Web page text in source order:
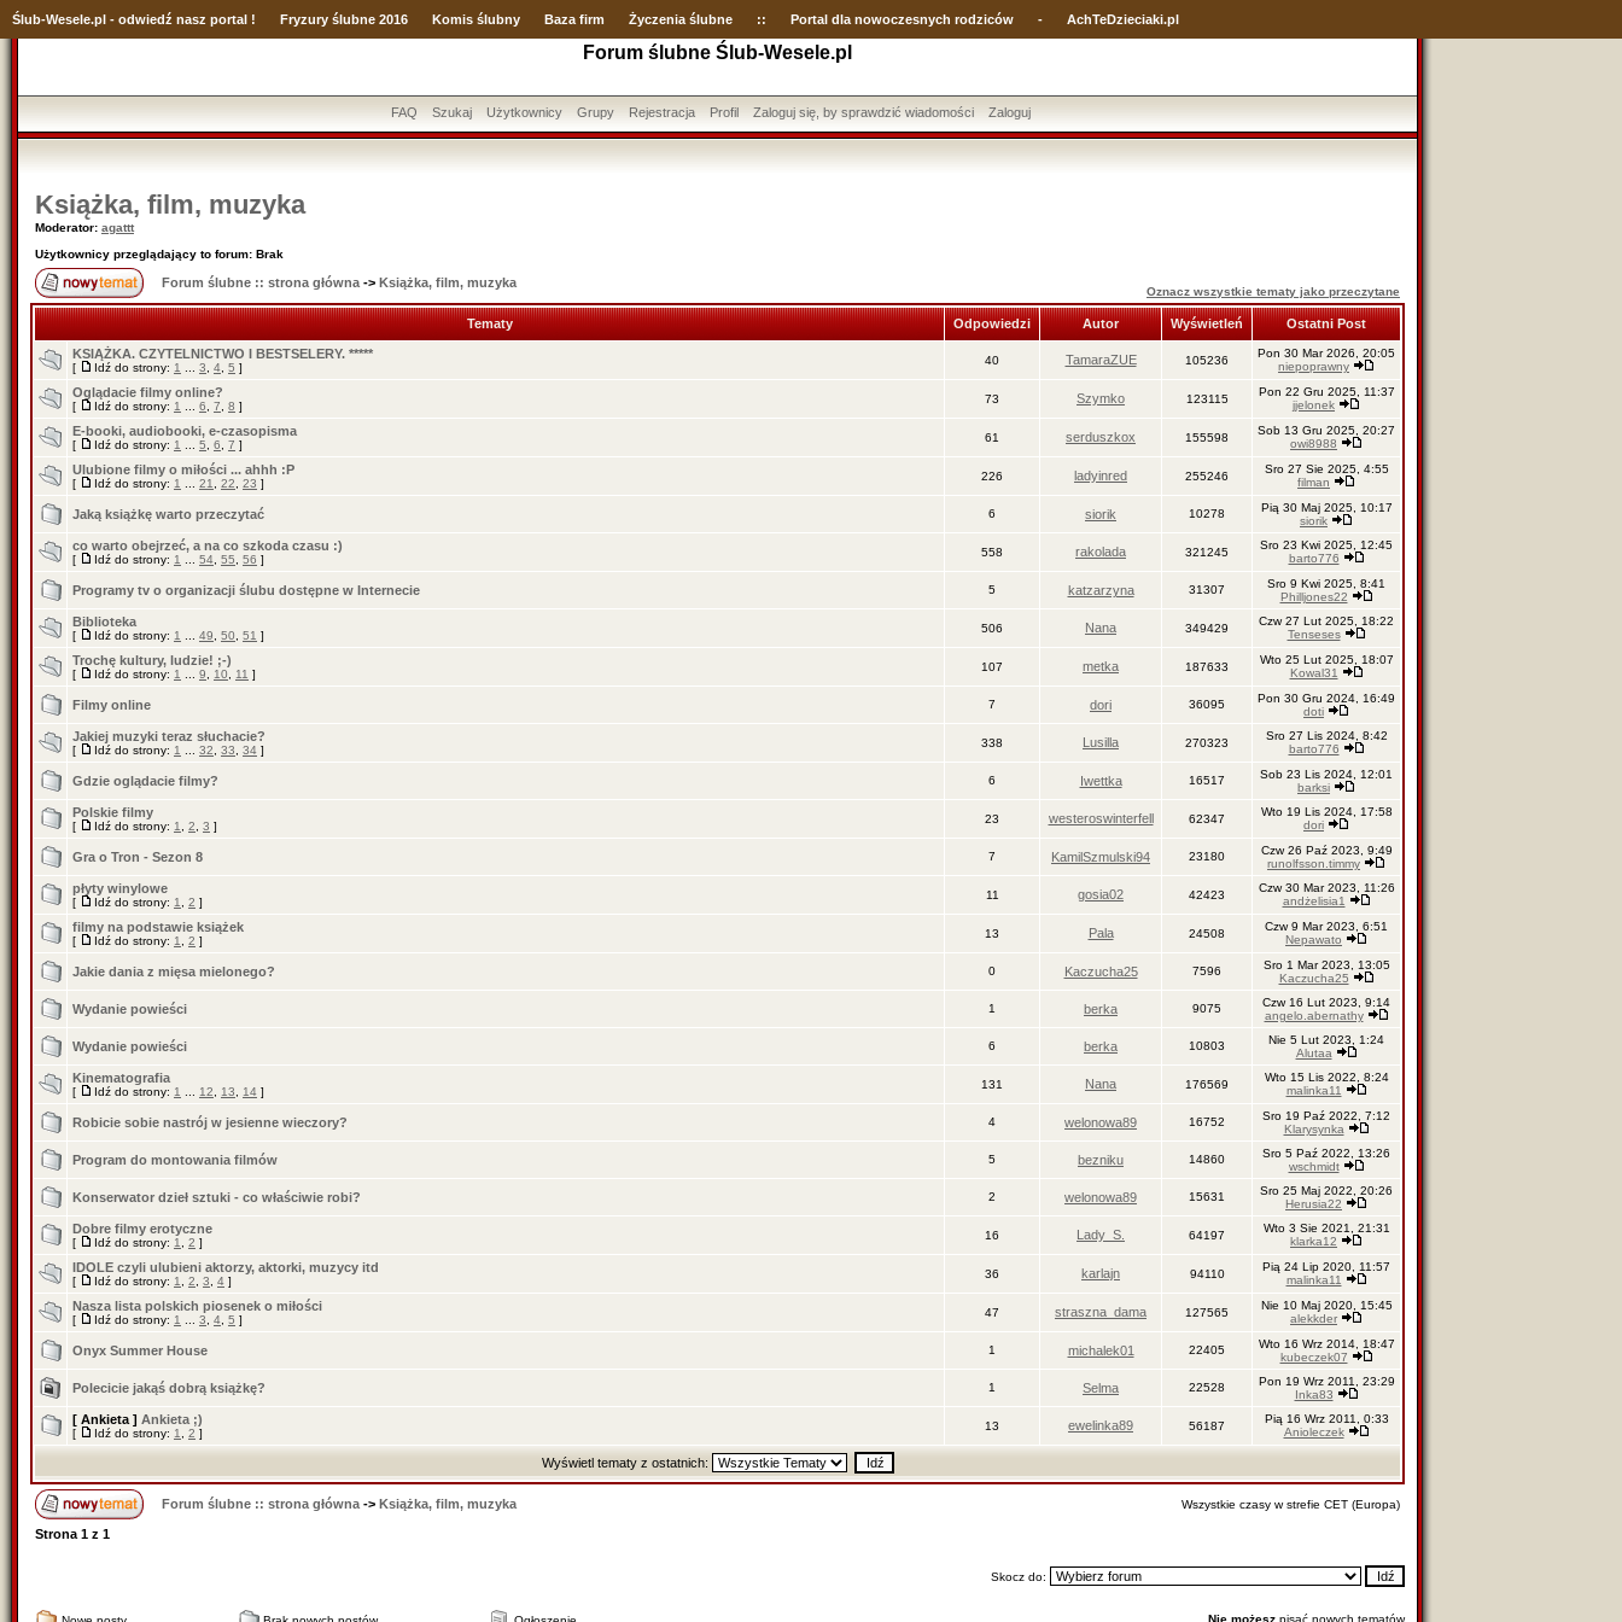
Ślub-Wesele.pl - odwiedź nasz portal ! Fryzury ślubne 2016 Komis ślubny Baza firm Życzenia ślubne :: Portal dla nowoczesnych rodziców - AchTeDzieciaki.pl
Forum ślubne Ślub-Wesele.pl
FAQ Szukaj Użytkownicy Grupy Rejestracja Profil Zaloguj się, by sprawdzić wiadomości Zaloguj
Książka, film, muzyka
Moderator: agattt
Użytkownicy przeglądający to forum: Brak
Forum ślubne :: strona główna -> Książka, film, muzyka
Oznacz wszystkie tematy jako przeczytane
Tematy Odpowiedzi Autor Wyświetleń Ostatni Post
KSIĄŻKA. CZYTELNICTWO I BESTSELERY. *****
[ Idź do strony: 1 3 4 5 ]
40 TamaraZUE 105236
Pon 30 Mar 2026, 20:05
niepoprawny
Oglądacie filmy online?
[ Idź do strony: 1 6 7 8 ]
73 Szymko 123115
Pon 22 Gru 2025, 11:37
jjelonek
E-booki, audiobooki, e-czasopisma
[ Idź do strony: 1 5 6 7 ]
61 serduszkox 155598
Sob 13 Gru 2025, 20:27
owi8988
Ulubione filmy o miłości ... ahhh :P
[ Idź do strony: 1 21 22 23 ]
226 ladyinred 255246
Sro 27 Sie 2025, 4:55
filman
Jaką książkę warto przeczytać 6 siorik 10278
Pią 30 Maj 2025, 10:17
siorik
co warto obejrzeć, a na co szkoda czasu :)
[ Idź do strony: 1 54 55 56 ]
558 rakolada 321245
Sro 23 Kwi 2025, 12:45
barto776
Programy tv o organizacji ślubu dostępne w Internecie 5 katzarzyna 31307
Sro 9 Kwi 2025, 8:41
Philljones22
Biblioteka
[ Idź do strony: 1 49 50 51 ]
506 Nana 349429
Czw 27 Lut 2025, 18:22
Tenseses
Trochę kultury, ludzie! ;-)
[ Idź do strony: 1 9 10 11 ]
107 metka 187633
Wto 25 Lut 2025, 18:07
Kowal31
Filmy online 7 dori 36095
Pon 30 Gru 2024, 16:49
doti
Jakiej muzyki teraz słuchacie?
[ Idź do strony: 1 32 33 34 ]
338 Lusilla 270323
Sro 27 Lis 2024, 8:42
barto776
Gdzie oglądacie filmy? 6 Iwettka 16517
Sob 23 Lis 2024, 12:01
barksi
Polskie filmy
[ Idź do strony: 1 2 3 ]
23 westeroswinterfell 62347
Wto 19 Lis 2024, 17:58
dori
Gra o Tron - Sezon 8 7 KamilSzmulski94 23180
Czw 26 Paź 2023, 9:49
runolfsson.timmy
płyty winylowe
[ Idź do strony: 1 2 ]
11 gosia02 42423
Czw 30 Mar 2023, 11:26
andżelisia1
filmy na podstawie książek
[ Idź do strony: 1 2 ]
13 Pala 24508
Czw 9 Mar 2023, 6:51
Nepawato
Jakie dania z mięsa mielonego? 0 Kaczucha25 7596
Sro 1 Mar 2023, 13:05
Kaczucha25
Wydanie powieści 1 berka 9075
Czw 16 Lut 2023, 9:14
angelo.abernathy
Wydanie powieści 6 berka 10803
Nie 5 Lut 2023, 1:24
Alutaa
Kinematografia
[ Idź do strony: 1 12 13 14 ]
131 Nana 176569
Wto 15 Lis 2022, 8:24
malinka11
Robicie sobie nastrój w jesienne wieczory? 4 welonowa89 16752
Sro 19 Paź 2022, 7:12
Klarysynka
Program do montowania filmów 5 bezniku 14860
Sro 5 Paź 2022, 13:26
wschmidt
Konserwator dzieł sztuki - co właściwie robi? 2 welonowa89 15631
Sro 25 Maj 2022, 20:26
Herusia22
Dobre filmy erotyczne
[ Idź do strony: 1 2 ]
16 Lady_S. 64197
Wto 3 Sie 2021, 21:31
klarka12
IDOLE czyli ulubieni aktorzy, aktorki, muzycy itd
[ Idź do strony: 1 2 3 4 ]
36 karlajn 94110
Pią 24 Lip 2020, 11:57
malinka11
Nasza lista polskich piosenek o miłości
[ Idź do strony: 1 3 4 5 ]
47 straszna_dama 127565
Nie 10 Maj 2020, 15:45
alekkder
Onyx Summer House 1 michalek01 22405
Wto 16 Wrz 2014, 18:47
kubeczek07
Polecicie jakąś dobrą książkę? 1 Selma 22528
Pon 19 Wrz 2011, 23:29
Inka83
[ Ankieta ] Ankieta ;)
[ Idź do strony: 1 2 ]
13 ewelinka89 56187
Pią 16 Wrz 2011, 0:33
Anioleczek
Wyświetl tematy z ostatnich:
Forum ślubne :: strona główna -> Książka, film, muzyka Wszystkie czasy w strefie CET (Europa)
Strona 1 z 1
Skocz do:
Nie możesz pisać nowych tematów